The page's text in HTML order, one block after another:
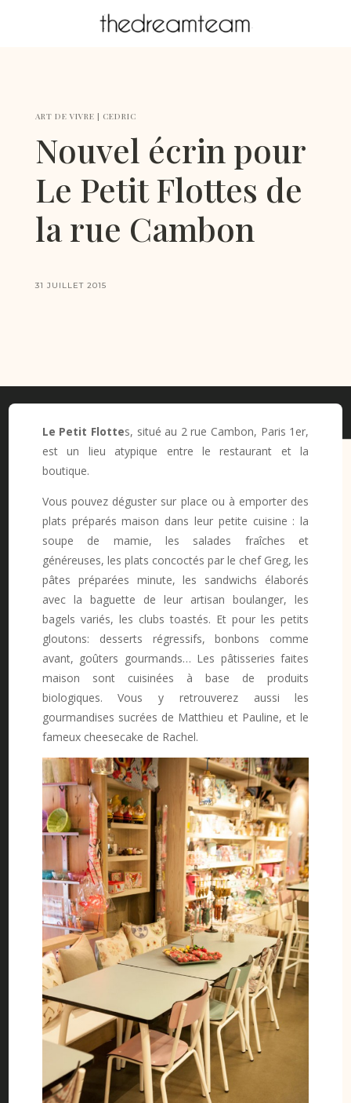
ART DE VIVRE | CEDRIC
Nouvel écrin pour
Le Petit Flottes de
la rue Cambon
31 JUILLET 2015
Le Petit Flottes, situé au 2 rue Cambon, Paris 1er,
est un lieu atypique entre le restaurant et la
boutique.
Vous pouvez déguster sur place ou à emporter des
plats préparés maison dans leur petite cuisine : la
soupe de mamie, les salades fraîches et
généreuses, les plats concoctés par le chef Greg, les
pâtes préparées minute, les sandwichs élaborés
avec la baguette de leur artisan boulanger, les
bagels variés, les clubs toastés. Et pour les petits
gloutons: desserts régressifs, bonbons comme
avant, goûters gourmands… Les pâtisseries faites
maison sont cuisinées à base de produits
biologiques. Vous y retrouverez aussi les
gourmandises sucrées de Matthieu et Pauline, et le
fameux cheesecake de Rachel.